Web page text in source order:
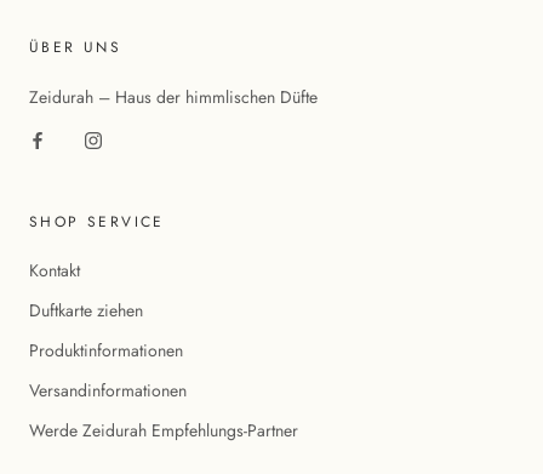
ÜBER UNS
Zeidurah – Haus der himmlischen Düfte
SHOP SERVICE
Kontakt
Duftkarte ziehen
Produktinformationen
Versandinformationen
Werde Zeidurah Empfehlungs-Partner